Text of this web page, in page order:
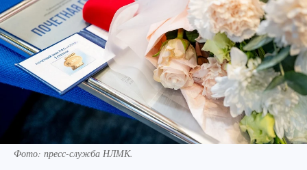
Фото: пресс-служба НЛМК.